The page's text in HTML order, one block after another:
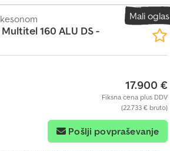
cm³): 2.488 Gorivo: dizel Djdpfx Ajzqr
Število sedežev: 3 Menjalnik: ročni Oprema:
in koša, stabilizacija tipa „A“, vrtljiv koš, zagon
sistem sta zelo čista in delujeta
Mali oglas
160 ALU DS -
17.900 €
Fiksna cena plus DDV
(22.733 € bruto)
Pošlji povpraševanje